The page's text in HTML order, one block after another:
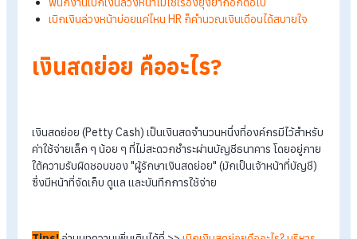
เบิกเงินสดย่อย คืออะไร? มีข้อควรระวังและแนวทาง
บ้าง สามารถหาคำตอบได้จากบทความนี้
เบิกเงินสดย่อยคืออะไร? บริหารอย่างไรให้เป็นระบบ
การเบิกเงินล่วงหน้า เป็นเรื่องง่ายๆ ของ HR ด้วย
พนักงานเบิกเงินล่วงหน้าไม่ไช่เรื่องยุ่งยากอีกต่อไป